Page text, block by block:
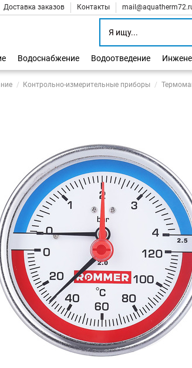
Доставка заказов Контакты
Водоснабжение Водоотведение
Контрольно-измерительные приборы